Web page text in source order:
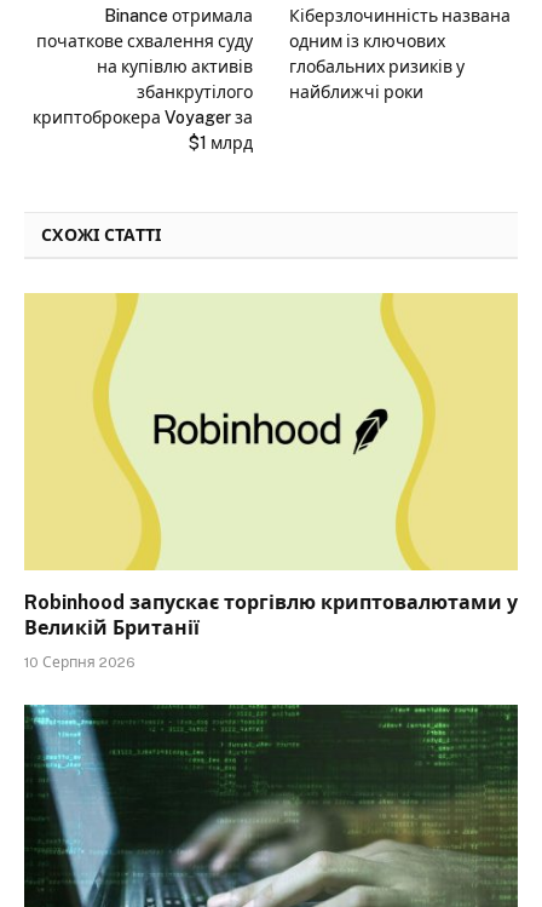
Binance отримала
початкове схвалення суду
на купівлю активів
збанкрутілого
криптоброкера Voyager за
$1 млрд
Кіберзлочинність названа
одним із ключових
глобальних ризиків у
найближчі роки
СХОЖІ СТАТТІ
Robinhood запускає торгівлю криптовалютами у
Великій Британії
10 Серпня 2026